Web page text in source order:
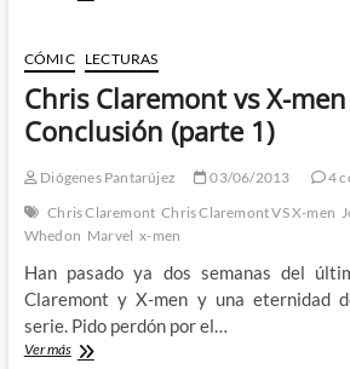
X-
men
(IX):
Conclusión
(parte
CÓMIC LECTURAS
Chris Claremont vs X-men
Conclusión (parte 1)
Diógenes Pantarújez 03/06/2013
4
Chris Claremont Chris Claremont VS X-men
Whedon Marvel x-men
Han pasado ya dos semanas del
Claremont y X-men y una eternidad
serie. Pido perdón por el…
Ver másChris